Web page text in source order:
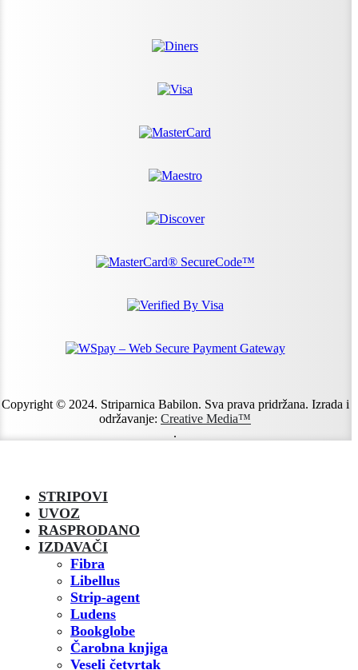
Copyright © 2024. Striparnica Babilon. Sva prava pridržana. Izrada i
održavanje: Creative Media™
.
STRIPOVI
UVOZ
RASPRODANO
IZDAVAČI
Fibra
Libellus
Strip-agent
Ludens
Bookglobe
Čarobna knjiga
Veseli četvrtak